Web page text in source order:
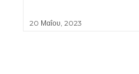
20 Μαΐου, 2023